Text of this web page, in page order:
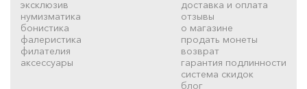
эксклюзив
нумизматика
бонистика
фалеристика
филателия
аксессуары
доставка и оплата
отзывы
о магазине
продать монеты
возврат
гарантия подлинности
система скидок
блог